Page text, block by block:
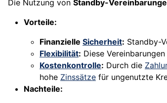
Die Nutzung von Standby-
Vorteile:
Finanzielle Sicherheit: Standby-
Flexibilität: Diese
Kostenkontrolle: Durch die
hohe Zinssätze für ungenutzte
Nachteile: